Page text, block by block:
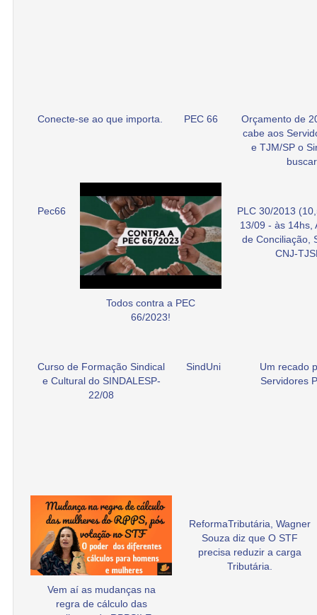
Conecte-se ao que importa. PEC 66
Orçamento de
cabe aos
e TJM/SP o
Pec66
Todos contra a PEC
66/2023!
PLC 30/2013
13/09 - às 14hs,
de Conciliação,
CNJ-
Curso de Formação Sindical
e Cultural do SINDALESP-
22/08
SindUni
Um recado
Servidores
Vem aí as mudanças na
regra de cálculo das
ReformaTributária, Wagner
Souza diz que O STF
precisa reduzir a carga
Tributária.